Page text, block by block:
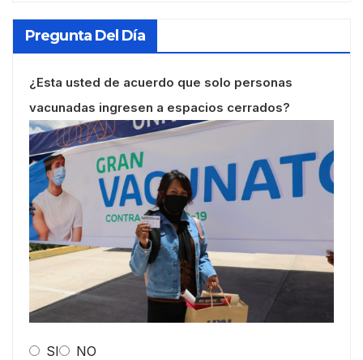
Pregunta Del Día
¿Esta usted de acuerdo que solo personas
vacunadas ingresen a espacios cerrados?
SI NO